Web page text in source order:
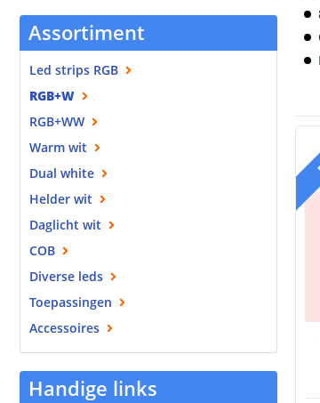
Assortiment
Led strips RGB
RGB+W
RGB+WW
Warm wit
Dual white
Helder wit
Daglicht wit
COB
Diverse leds
Toepassingen
Accessoires
Handige links